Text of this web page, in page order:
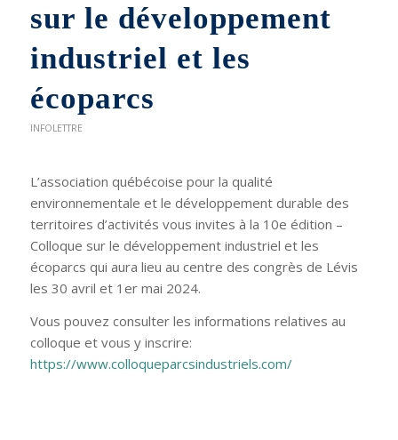
sur le développement
industriel et les
écoparcs
INFOLETTRE
L’association québécoise pour la qualité
environnementale et le développement durable des
territoires d’activités vous invites à la 10e édition –
Colloque sur le développement industriel et les
écoparcs qui aura lieu au centre des congrès de Lévis
les 30 avril et 1er mai 2024.
Vous pouvez consulter les informations relatives au
colloque et vous y inscrire:
https://www.colloqueparcsindustriels.com/